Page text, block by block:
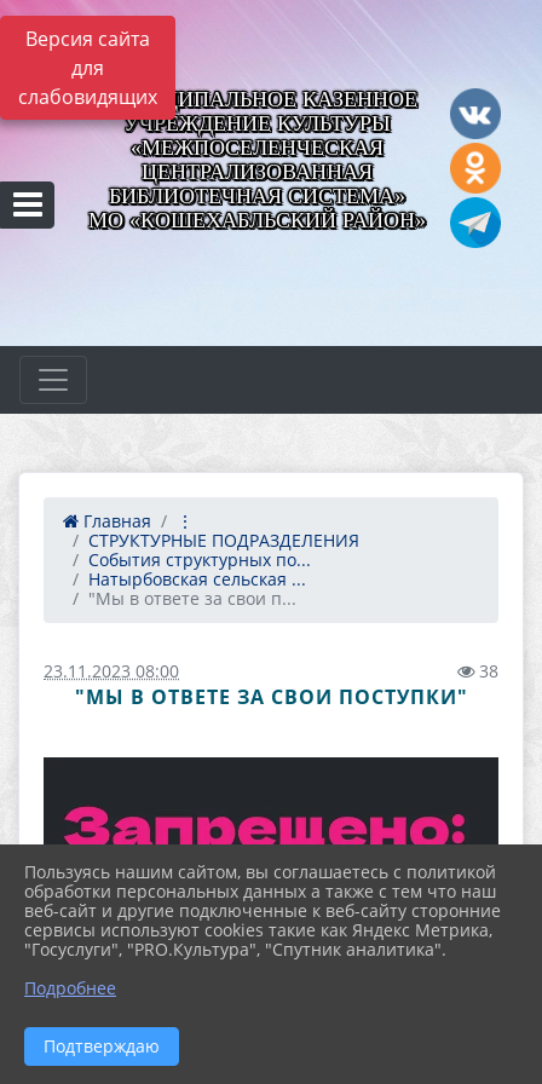
Версия сайта
для
слабовидящихМУНИЦИПАЛЬНОЕ КАЗЕННОЕ
УЧРЕЖДЕНИЕ КУЛЬТУРЫ
«МЕЖПОСЕЛЕНЧЕСКАЯ
ЦЕНТРАЛИЗОВАННАЯ
БИБЛИОТЕЧНАЯ СИСТЕМА»
МО «КОШЕХАБЛЬСКИЙ РАЙОН»
Главная
⋮
СТРУКТУРНЫЕ ПОДРАЗДЕЛЕНИЯ
События структурных по...
Натырбовская сельская ...
"Мы в ответе за свои п...
23.11.2023 08:00 38
"МЫ В ОТВЕТЕ ЗА СВОИ ПОСТУПКИ"
Пользуясь нашим сайтом, вы соглашаетесь с политикой
обработки персональных данных а также с тем что наш
веб-сайт и другие подключенные к веб-сайту сторонние
сервисы используют cookies такие как Яндекс Метрика,
"Госуслуги", "PRO.Культура", "Спутник аналитика".
Подробнее
Подтверждаю